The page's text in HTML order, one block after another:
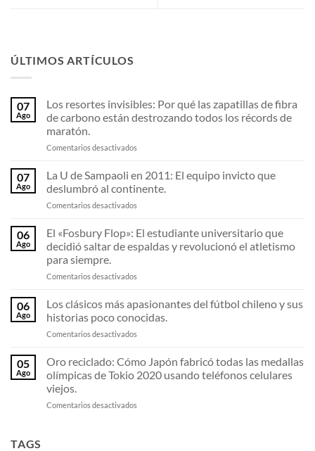
ÚLTIMOS ARTÍCULOS
07
Ago
Los resortes invisibles: Por qué las zapatillas de fibra
de carbono están destrozando todos los récords de
maratón.
Comentarios desactivados
resortes
invisibles:
Por
qué
zapatillas
fibra
carbono
destrozando
todos
récords
maratón.
07
Ago
La U de Sampaoli en 2011: El equipo invicto que
deslumbró al continente.
Comentarios desactivados
U
de
Sampaoli
2011:
equipo
invicto
que
deslumbró
continente.
06
Ago
El «Fosbury Flop»: El estudiante universitario que
decidió saltar de espaldas y revolucionó el atletismo
para siempre.
Comentarios desactivados
«Fosbury
Flop»:
El
estudiante
que
decidió
espaldas
06
Ago
Los clásicos más apasionantes del fútbol chileno y sus
historias poco conocidas.
Comentarios desactivados
clásicos
más
apasionantes
fútbol
05
Ago
Oro reciclado: Cómo Japón fabricó todas las medallas
olímpicas de Tokio 2020 usando teléfonos celulares
viejos.
Comentarios desactivados
TAGS